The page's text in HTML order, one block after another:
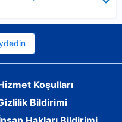
Koşulları
Bildirimi